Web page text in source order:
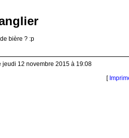
bière ? :p
jeudi 12 novembre 2015 à 19:08
[